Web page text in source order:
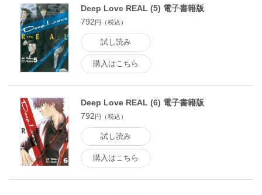
Deep Love REAL (5) 電子書籍版
792円（税込）
試し読み
購入はこちら
Deep Love REAL (6) 電子書籍版
792円（税込）
試し読み
購入はこちら